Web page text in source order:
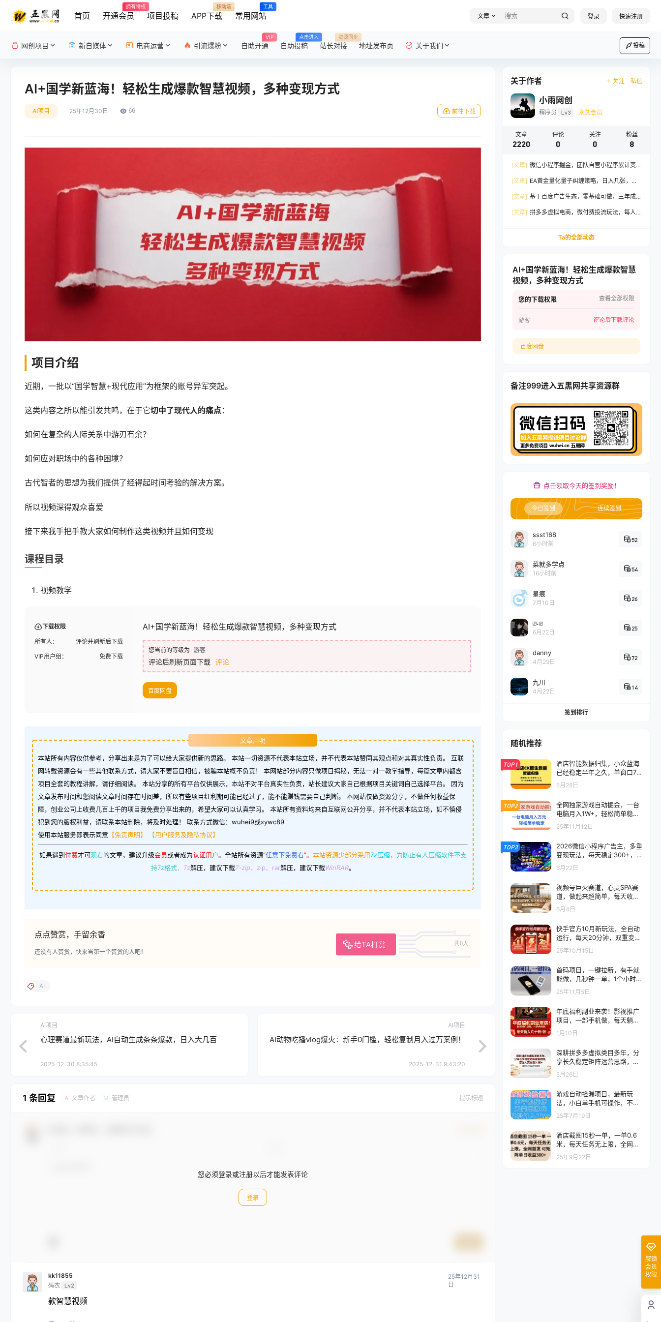
首页 开通会员
拥有特权
项目投稿 APP下载
移动端
常用网站
工具
文章 登录 快速注册
网创项目 新自媒体 电商运营 引流爆粉 自助开通
VIP
自助投稿
点击进入
站长对接
资源同步
地址发布页 关于我们 投稿
AI+国学新蓝海！轻松生成爆款智慧视频，多种变现方式
AI项目 25年12月30日 66 前往下载
项目介绍
近期，一批以“国学智慧+现代应用”为框架的账号异军突起。
这类内容之所以能引发共鸣，在于它切中了现代人的痛点 ：
如何在复杂的人际关系中游刃有余？
如何应对职场中的各种困境？
古代智者的思想为我们提供了经得起时间考验的解决方案。
所以视频深得观众喜爱
接下来我手把手教大家如何制作这类视频并且如何变现
课程目录
视频教学
下载权限
所有人：
评论并刷新后下载
VIP用户组：
免费下载
AI+国学新蓝海！轻松生成爆款智慧视频，多种变现方式
您当前的等级为 游客
评论后刷新页面下载 评论
百度网盘
文章声明
本站所有内容仅供参考，分享出来是为了可以给大家提供新的思路。 本站一切资源不代表本站立场，并不代表本站赞同其观点和对其真实性负责。 互联
网转载资源会有一些其他联系方式，请大家不要盲目相信，被骗本站概不负责！ 本网站部分内容只做项目揭秘，无法一对一教学指导，每篇文章内都含
项目全套的教程讲解，请仔细阅读。 本站分享的所有平台仅供展示，本站不对平台真实性负责，站长建议大家自己根据项目关键词自己选择平台。 因为
文章发布时间和您阅读文章时间存在时间差，所以有些项目红利期可能已经过了，能不能赚钱需要自己判断。 本网站仅做资源分享，不做任何收益保
障，创业公司上收费几百上千的项目我免费分享出来的，希望大家可以认真学习。 本站所有资料均来自互联网公开分享，并不代表本站立场，如不慎侵
犯到您的版权利益，请联系本站删除，将及时处理！ 联系方式微信：wuhei9或xywc89
使用本站服务即表示同意 【免责声明】 【用户服务及隐私协议】
如果遇到付费才可观看的文章，建议升级会员或者成为认证用户。 全站所有资源“任意下免费看”。 本站资源少部分采用7z压缩， 为防止有人压缩软件不支
持7z格式，7z解压，建议下载7-zip，zip、rar解压，建议下载WinRAR。
点点赞赏，手留余香
给TA打赏 共0人
还没有人赞赏，快来当第一个赞赏的人吧！
AI
AI项目
心理赛道最新玩法，AI自动生成条条爆款，日入大几百
2025-12-30 8:35:45
AI项目
AI动物吃播vlog爆火：新手0门槛，轻松复制月入过万案例！
2025-12-31 9:43:20
1 条回复 A 文章作者 M 管理员 提示标题
您必须登录或注册以后才能发表评论
登录
kk11855
码农
Lv2
25年12月31
日
款智慧视频
关于作者 关注 私信
小雨网创
程序员 Lv3 永久会员
文章
2220
评论
0
关注
0
粉丝
8
[文章] 微信小程序掘金，团队自营小程序累计变
[文章] EA黄金量化量子纠缠策略，日入几张，全
[文章] 基于百度广告生态，零基础可做，三年成
[文章] 拼多多虚拟电商，微付费投流玩法，每人
Ta的全部动态
AI+国学新蓝海！轻松生成爆款智慧
视频，多种变现方式
您的下载权限 查看全部权限
游客 评论后下载评论
百度网盘
备注999进入五黑网共享资源群
点击领取今天的签到奖励！
今日签到 连续签到
ssst168
6小时前
52
菜就多学点
16小时前
54
星痕
7月10日
26
⎚˕⎚
6月22日
25
danny
4月29日
72
九川
4月22日
14
签到排行
随机推荐
TOP1
酒店智能数据归集，小众蓝海
已经稳定半年之久，单窗口70
+零成本矩阵开干
5月28日
TOP2
全网独家游戏自动掘金，一台
电脑月入1W+，轻松简单稳
定，适合新手小白
25年11月12日
TOP3
2026微信小程序广告主，多重
变现玩法，每天稳定300+，
长期稳定
6月22日
视频号巨火赛道，心灵SPA赛
道，做起来超简单，每天收益
800+！
6月4日
快手官方10月新玩法，全自动
运行，每天20分钟，双重变
现，当天收益2张+
25年10月15日
首码项目，一键拉新，有手就
能做，几秒钟一单，1个小时单
号可60+，认真做每天5张+收
益
25年11月5日
年底福利副业来袭！影视推广
项目，一部手机做，每天躺入
几十到1张
1月10日
深耕拼多多虚拟类目多年，分
享长久稳定矩阵运营思路，普
通人实操日入1K+
5月26日
游戏自动捡漏项目，最新玩
法，小白单手机可操作，不用
玩游戏。新手小白轻松月入1W
+，操作简单【揭秘】
25年7月19日
酒店截图15秒一单，一单0.6
米，每天任务无上限，全网首
发可矩阵单日收益3张
25年9月22日
解锁
会员
权限